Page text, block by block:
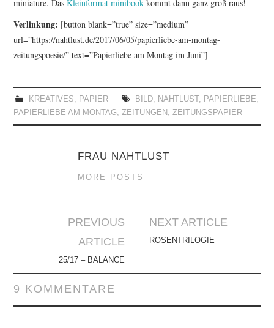
miniature. DasKleinformat minibook kommt dann ganz groß raus!
Verlinkung: [button blank=”true” size=”medium”
url=”https://nahtlust.de/2017/06/05/papierliebe-am-montag-
zeitungspoesie/” text=”Papierliebe am Montag im Juni”]
KREATIVES, PAPIER BILD, NAHTLUST , PAPIERLIEBE,
PAPIERLIEBE AM MONTAG,ZEITUNGEN ,ZEITUNGSPAPIER
FRAU NAHTLUST
MORE POSTS
Navigation
PREVIOUS
ARTICLE
25/17 – BALANCE
NEXT ARTICLE
ROSENTRILOGIE
9 KOMMENTARE